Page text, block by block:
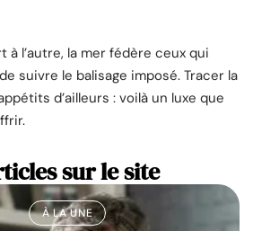
à l’autre, la mer fédère ceux qui
suivre le balisage imposé. Tracer la
d’ailleurs : voilà un luxe que
sur le site
À LA UNE